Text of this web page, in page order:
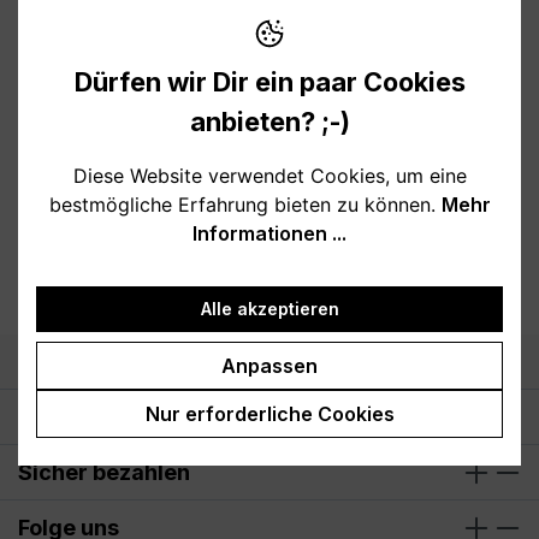
Produkte filtern
Keine Produkte gefunden.
Öffnungszeiten
Sicher bezahlen
Folge uns
Dürfen wir Dir ein paar Cookies
anbieten? ;-)
Diese Website verwendet Cookies, um eine
bestmögliche Erfahrung bieten zu können. Mehr
Informationen ...
Alle akzeptieren
Anpassen
Nur erforderliche Cookies